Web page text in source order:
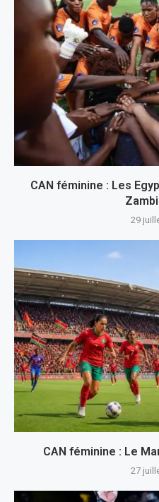
CAN féminine : Les
29
CAN féminine : Le
27